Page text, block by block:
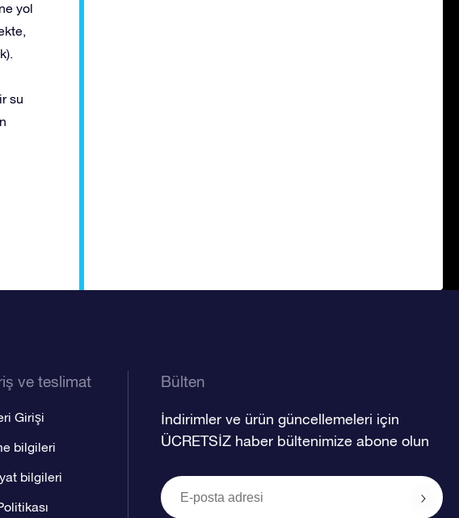
yol
su
ve teslimat
Girişi
bilgileri
bilgileri
Bülten
İndirimler ve ürün güncellemeleri için
ÜCRETSİZ haber bültenimize abone olun